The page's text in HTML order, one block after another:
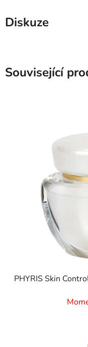
Diskuze
Související
PHYRIS Skin